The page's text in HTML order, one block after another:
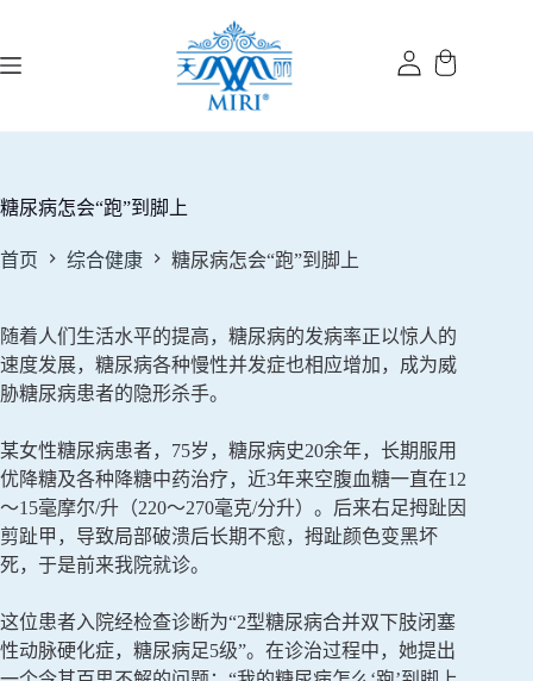
内
糖尿病怎会“跑”到脚上
首页 综合健康 糖尿病怎会“跑”到脚上
随着人们生活水平的提高，糖尿病的发病率正以惊人的
速度发展，糖尿病各种慢性并发症也相应增加，成为威
胁糖尿病患者的隐形杀手。
某女性糖尿病患者，75岁，糖尿病史20余年，长期服用
优降糖及各种降糖中药治疗，近3年来空腹血糖一直在12
～15毫摩尔/升（220～270毫克/分升）。后来右足拇趾因
剪趾甲，导致局部破溃后长期不愈，拇趾颜色变黑坏
死，于是前来我院就诊。
这位患者入院经检查诊断为“2型糖尿病合并双下肢闭塞
性动脉硬化症，糖尿病足5级”。在诊治过程中，她提出